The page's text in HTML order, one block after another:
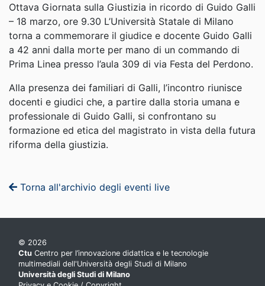
Ottava Giornata sulla Giustizia in ricordo di Guido Galli
– 18 marzo, ore 9.30 L’Università Statale di Milano
torna a commemorare il giudice e docente Guido Galli
a 42 anni dalla morte per mano di un commando di
Prima Linea presso l’aula 309 di via Festa del Perdono.
Alla presenza dei familiari di Galli, l’incontro riunisce
docenti e giudici che, a partire dalla storia umana e
professionale di Guido Galli, si confrontano su
formazione ed etica del magistrato in vista della futura
riforma della giustizia.
Torna all'archivio degli eventi live
© 2026
Ctu Centro per l’innovazione didattica e le tecnologie
multimediali dell'Università degli Studi di Milano
Università degli Studi di Milano